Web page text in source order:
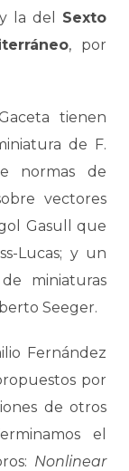
la del Sexto
, por
tienen
de F.
normas de
vectores
Gasull que
Lucas; y un
miniaturas
Seeger.
Fernández
por
de otros
el
Nonlinear